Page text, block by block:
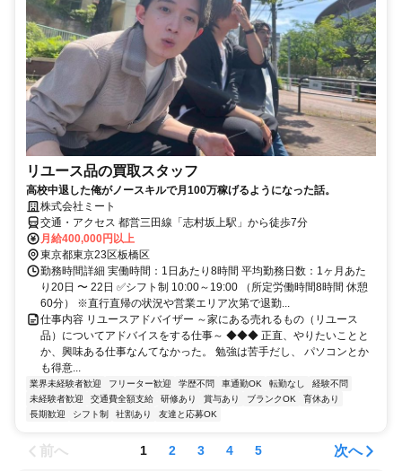
リユース品の買取スタッフ
高校中退した俺がノースキルで月100万稼げるようになった話。
株式会社ミート
交通・アクセス 都営三田線「志村坂上駅」から徒歩7分
月給400,000円以上
東京都東京23区板橋区
勤務時間詳細 実働時間：1日あたり8時間 平均勤務日数：1ヶ月あた
り20日 〜 22日 ✅シフト制 10:00～19:00 （所定労働時間8時間 休憩
60分） ※直行直帰の状況や営業エリア次第で退勤...
仕事内容 リユースアドバイザー ～家にある売れるもの（リユース
品）についてアドバイスをする仕事～ ◆◆◆ 正直、やりたいことと
か、興味ある仕事なんてなかった。 勉強は苦手だし、 パソコンとか
も得意...
業界未経験者歓迎 フリーター歓迎 学歴不問 車通勤OK 転勤なし
経験不問
未経験者歓迎
交通費全額支給 研修あり 賞与あり ブランクOK
育休あり
長期歓迎
シフト制 社割あり 友達と応募OK
前へ 1 2 3 4 5 次へ